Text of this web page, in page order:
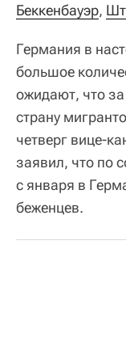
Беккенбауэр,
Германия в
большое
ожидают, что
страну
четверг вице-
заявил, что по
с января в
беженцев.